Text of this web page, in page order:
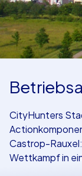
Anlässe
CityHunters
Castrop-
Wettkampf in